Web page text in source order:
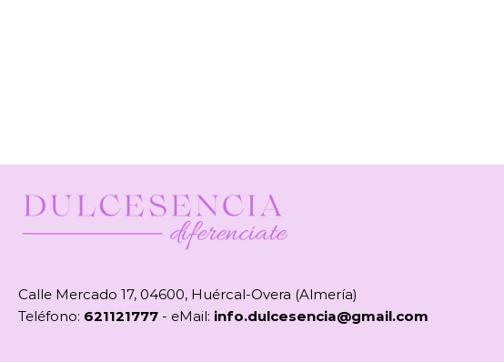
Calle Mercado 17, 04600, Huércal-Overa (Almería)
Teléfono: 621121777 - eMail: info.dulcesencia@gmail.com